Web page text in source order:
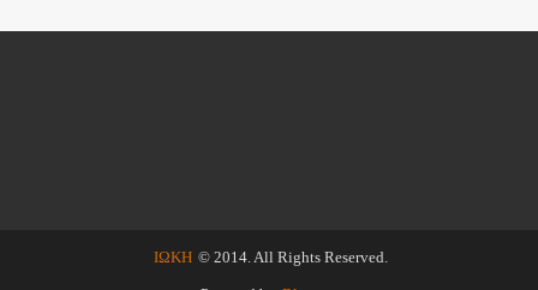
ΙΩΚΗ © 2014. All Rights Reserved.